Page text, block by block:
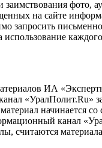
фото,
на сайте
запросить
использование
ИА
«УралПолит.Ru»
начинается
канал
считаются